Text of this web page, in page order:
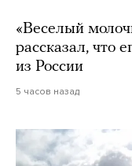
«Веселый
рассказал, что
из России
5 часов назад